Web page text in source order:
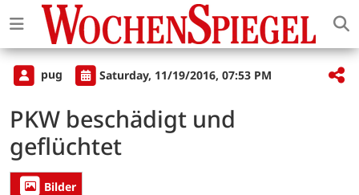
pug Saturday, 11/19/2016, 07:53 PM
PKW beschädigt und
geflüchtet
Bilder